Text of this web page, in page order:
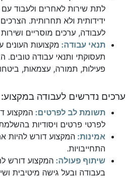
לתת שירות לאחרים ולעבוד
ידידותית ולא תחרותית.
לעבודה, ערכים מוסריים ושירות
תנאי עבודה: מקצועות העונים
תעסוקתי ותנאי עבודה
פעילות, תמורה, עצמאות,
ערכים נדרשים לעבודה במקצוע:
תשומת לב לפרטים: המקצוע
לפרטי פרטים ויסודיות
אמינות: המקצוע דורש להיות
התחייבויות.
שיתוף פעולה: המקצוע דורש
בעבודה ובעל גישה מיטיבית